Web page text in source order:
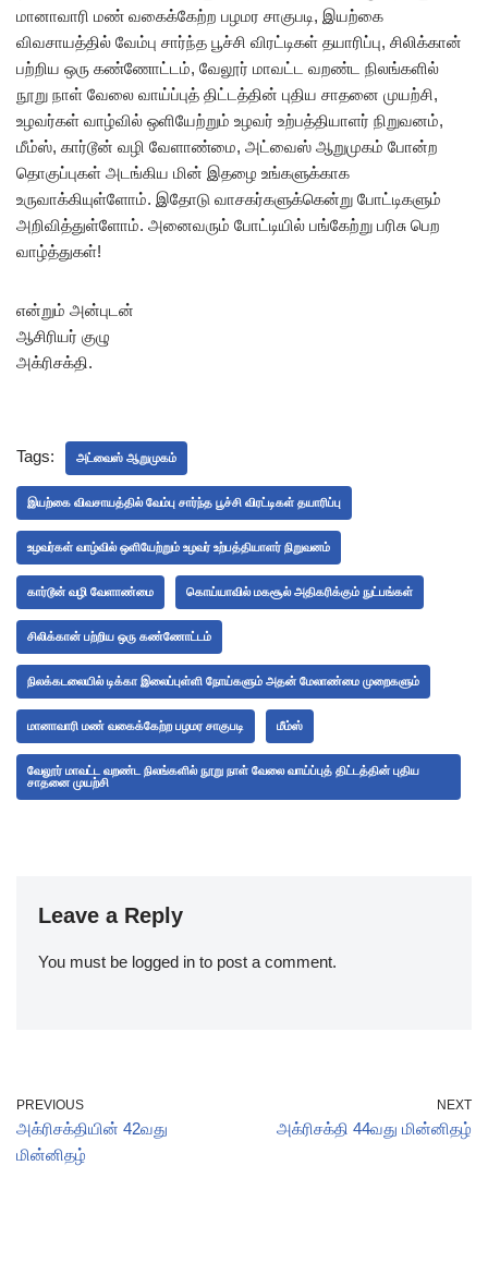
மானாவாரி மண் வகைக்கேற்ற பழமர சாகுபடி, இயற்கை
விவசாயத்தில் வேம்பு சார்ந்த பூச்சி விரட்டிகள் தயாரிப்பு, சிலிக்கான்
பற்றிய ஒரு கண்ணோட்டம், வேலூர் மாவட்ட வறண்ட நிலங்களில்
நூறு நாள் வேலை வாய்ப்புத் திட்டத்தின் புதிய சாதனை முயற்சி,
உழவர்கள் வாழ்வில் ஒளியேற்றும் உழவர் உற்பத்தியாளர் நிறுவனம்,
மீம்ஸ், கார்டூன் வழி வேளாண்மை, அட்வைஸ் ஆறுமுகம் போன்ற
தொகுப்புகள் அடங்கிய மின் இதழை உங்களுக்காக
உருவாக்கியுள்ளோம். இதோடு வாசகர்களுக்கென்று போட்டிகளும்
அறிவித்துள்ளோம். அனைவரும் போட்டியில் பங்கேற்று பரிசு பெற
வாழ்த்துகள்!
என்றும் அன்புடன்
ஆசிரியர் குழு
அக்ரிசக்தி.
Tags: அட்வைஸ் ஆறுமுகம்
இயற்கை விவசாயத்தில் வேம்பு சார்ந்த பூச்சி விரட்டிகள் தயாரிப்பு
உழவர்கள் வாழ்வில் ஒளியேற்றும் உழவர் உற்பத்தியாளர் நிறுவனம்
கார்டூன் வழி வேளாண்மை கொய்யாவில் மகசூல் அதிகரிக்கும் நுட்பங்கள்
சிலிக்கான் பற்றிய ஒரு கண்ணோட்டம்
நிலக்கடலையில் டிக்கா இலைப்புள்ளி நோய்களும் அதன் மேலாண்மை முறைகளும்
மானாவாரி மண் வகைக்கேற்ற பழமர சாகுபடி மீம்ஸ்
வேலூர் மாவட்ட வறண்ட நிலங்களில் நூறு நாள் வேலை வாய்ப்புத் திட்டத்தின் புதிய
சாதனை முயற்சி
Leave a Reply
You must be logged in to post a comment.
PREVIOUS
அக்ரிசக்தியின் 42வது
மின்னிதழ்
NEXT
அக்ரிசக்தி 44வது மின்னிதழ்